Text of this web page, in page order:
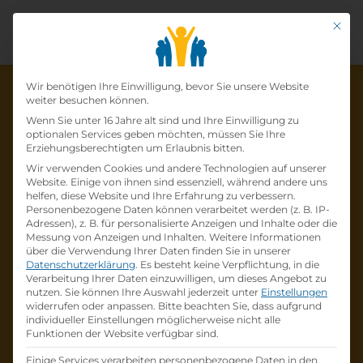
Die Lehrstelle wurde schon
besetzt!
Die LehrstelleLehrling für den Beruf
Betriebsdienstleiter*in (w/m/d)beiIMC
Kremsist schonbesetzt.
Firmenprofil besuchen
Andere Lehrstelle suchen
Mit
Datenschutz-
Wir benötigen Ihre Einwilligung, bevor Sie unsere Website
weiter besuchen können.
Wenn Sie unter 16 Jahre alt sind und Ihre Einwilligung zu
optionalen Services geben möchten, müssen Sie Ihre
Erziehungsberechtigten um Erlaubnis bitten.
Wir verwenden Cookies und andere Technologien auf unserer
Website. Einige von ihnen sind essenziell, während andere uns
helfen, diese Website und Ihre Erfahrung zu verbessern.
Personenbezogene Daten können verarbeitet werden (z. B. IP-
Adressen), z. B. für personalisierte Anzeigen und Inhalte oder die
Messung von Anzeigen und Inhalten. Weitere Informationen
über die Verwendung Ihrer Daten finden Sie in unserer
Datenschutzerklärung. Es besteht keine Verpflichtung, in die
Verarbeitung Ihrer Daten einzuwilligen, um dieses Angebot zu
nutzen. Sie können Ihre Auswahl jederzeit unter Einstellungen
widerrufen oder anpassen. Bitte beachten Sie, dass aufgrund
individueller Einstellungen möglicherweise nicht alle
Funktionen der Website verfügbar sind.
Einige Services verarbeiten personenbezogene Daten in den